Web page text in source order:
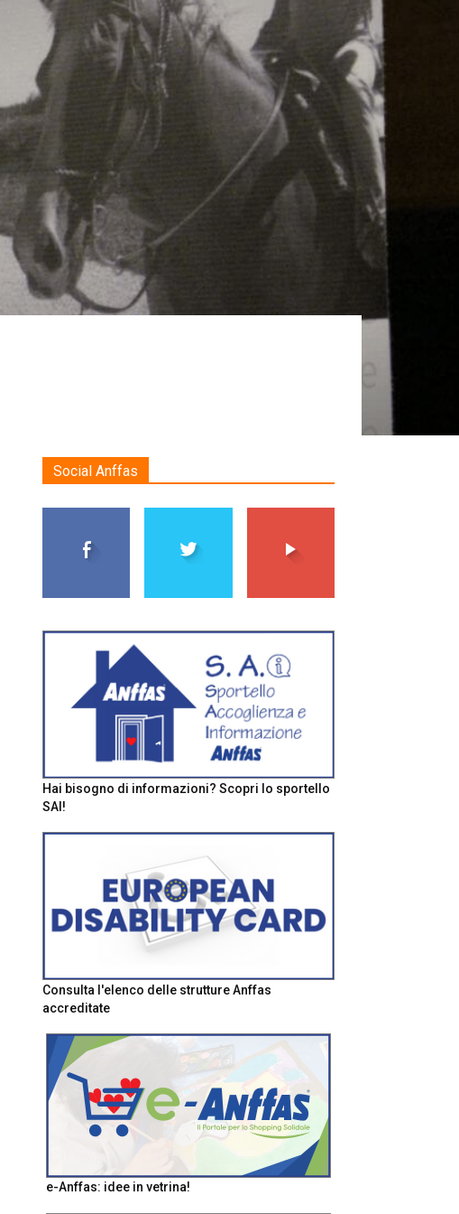
Social Anffas
Hai bisogno di informazioni? Scopri lo sportello
SAI!
Consulta l'elenco delle strutture Anffas
accreditate
e-Anffas: idee in vetrina!